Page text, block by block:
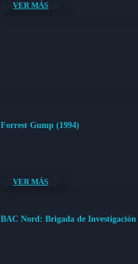
VER MÁS
Forrest Gump (1994)
VER MÁS
BAC Nord: Brigada de